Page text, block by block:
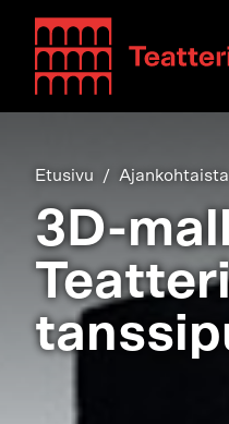
Etusivu Ajankohtaista
3D-